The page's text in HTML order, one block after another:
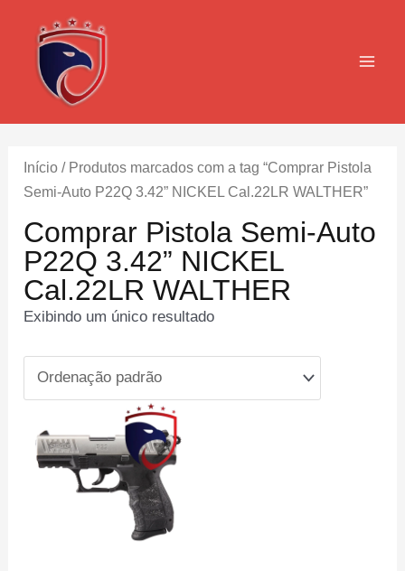
conteúdo
Início / Produtos marcados com a tag “Comprar Pistola
Semi-Auto P22Q 3.42” NICKEL Cal.22LR WALTHER”
Comprar Pistola Semi-Auto
P22Q 3.42” NICKEL
Cal.22LR WALTHER
Exibindo um único resultado